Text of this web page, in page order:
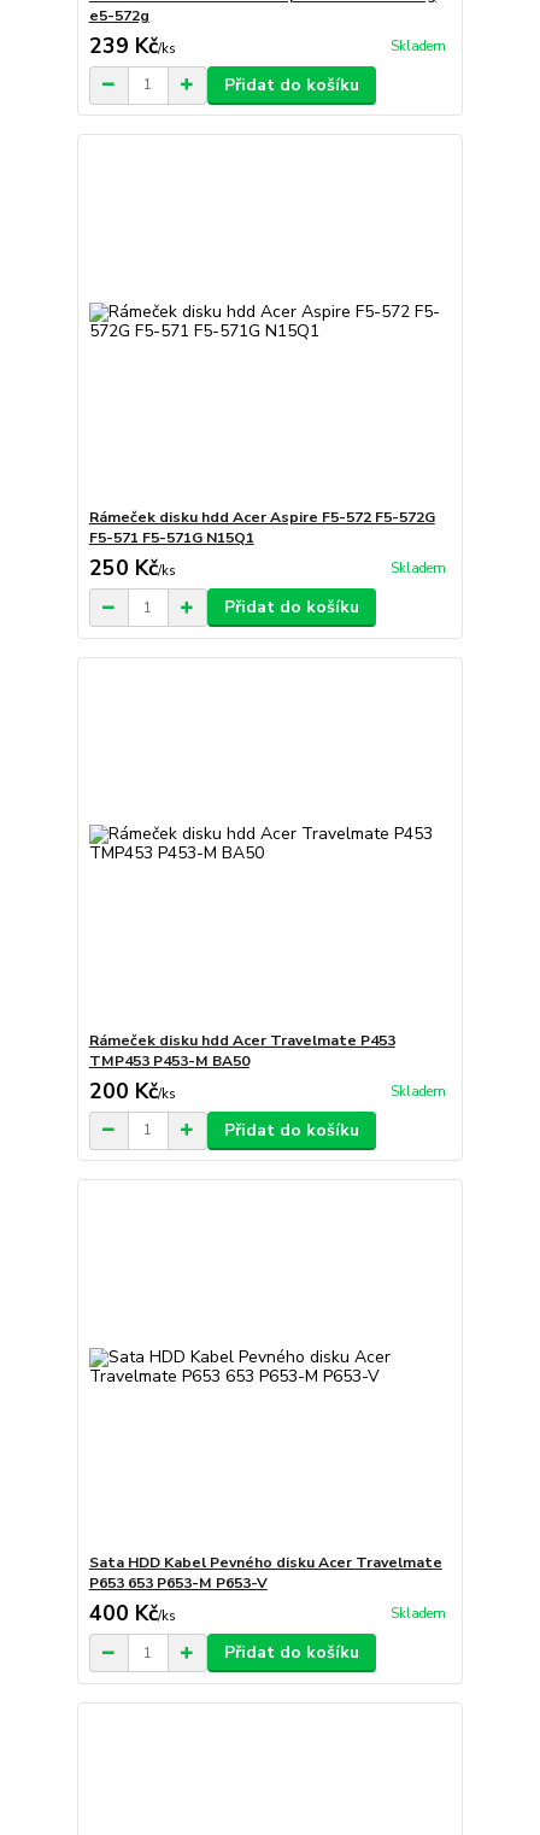
e5-572g
239 Kč/ks Skladem
Přidat do košíku
Rámeček disku hdd Acer Aspire F5-572 F5-572G
F5-571 F5-571G N15Q1
250 Kč/ks Skladem
Přidat do košíku
Rámeček disku hdd Acer Travelmate P453
TMP453 P453-M BA50
200 Kč/ks Skladem
Přidat do košíku
Sata HDD Kabel Pevného disku Acer Travelmate
P653 653 P653-M P653-V
400 Kč/ks Skladem
Přidat do košíku